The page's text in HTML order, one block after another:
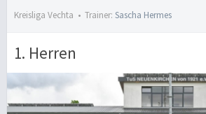
Kreisliga Vechta • Trainer: Sascha Hermes
1. Herren